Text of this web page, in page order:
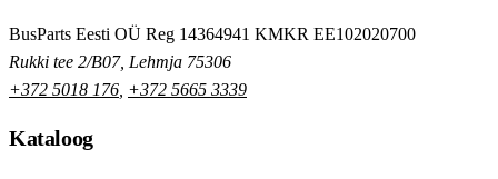
BusParts Eesti OÜ Reg 14364941 KMKR EE102020700
Rukki tee 2/B07, Lehmja 75306
+372 5018 176 +372 5665 3339
Kataloog